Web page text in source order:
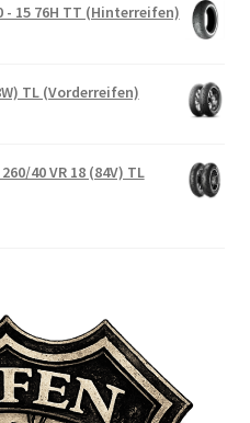
- 15 76H TT (Hinterreifen)
TL (Vorderreifen)
40 VR 18 (84V) TL